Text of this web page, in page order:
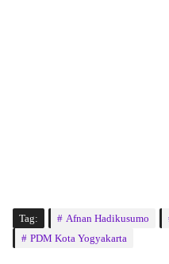
Tag: Afnan Hadikusumo
PDM Kota Yogyakarta